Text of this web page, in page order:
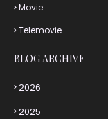
Movie
Telemovie
BLOG ARCHIVE
2026
2025